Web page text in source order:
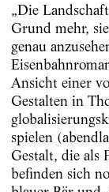
„Die
Grund mehr,
genau
Ansicht einer
Gestalten in
spielen
Gestalt, die als
befinden sich